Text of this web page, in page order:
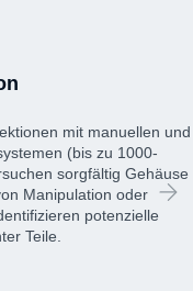
mit manuellen und
(bis zu 1000-
sorgfältig Gehäuse
Manipulation oder
potenzielle
Teile.